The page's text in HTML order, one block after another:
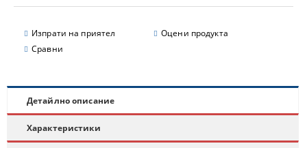
Изпрати на приятел
Оцени продукта
Сравни
Детайлно описание
Характеристики